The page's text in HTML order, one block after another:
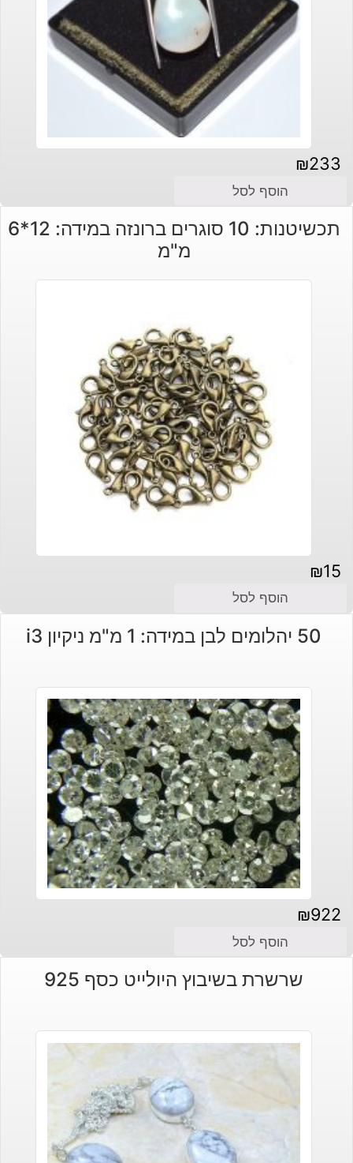
₪233
הוסף לסל
תכשיטנות: 10 סוגרים ברונזה במידה: 12*6
מ"מ
₪15
הוסף לסל
50 יהלומים לבן במידה: 1 מ"מ ניקיון i3
₪922
הוסף לסל
שרשרת בשיבוץ היולייט כסף 925